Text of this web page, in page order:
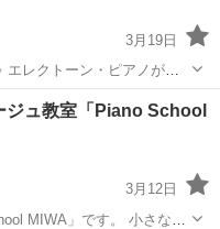
3月19日
エレクトーン・ピアノがじ
みたい・好きな曲を自由に
・グレードなど級にトライ
療育
ジュ教室「Piano School
3月12日
」です。 小さなお